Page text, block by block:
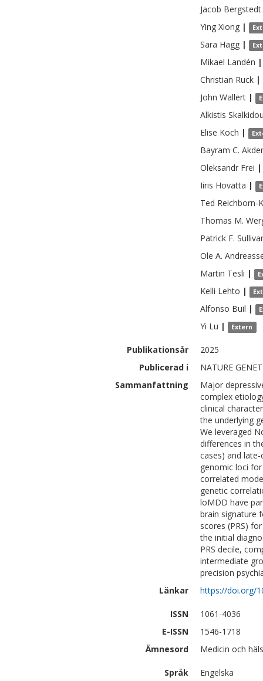
Jacob Bergstedt
Ying Xiong |
Sara Hagg |
Mikael Landén |
Christian Ruck |
John Wallert |
Alkistis
Elise Koch |
Bayram C.
Oleksandr Frei |
Iiris Hovatta |
Ted Reichborn-
Thomas M.
Patrick F.
Ole A.
Martin Tesli |
Kelli Lehto |
Alfonso Buil |
Yi Lu | Extern
Publikationsår
2025
Publicerad i
NATURE
Sammanfattning
Major
complex
clinical
the underlying
We leveraged
differences in
cases) and
genomic loci
correlated
genetic
loMDD have
brain signature
scores (PRS)
the initial
PRS decile,
intermediate
precision
Länkar
https://doi.org/
ISSN
1061-4036
E-ISSN
1546-1718
Ämnesord
Medicin och
Språk Engelska